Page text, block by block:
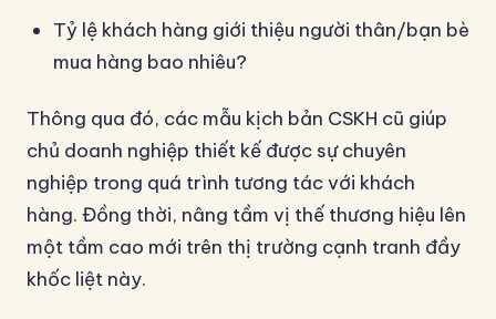
Tỷ lệ khách hàng giới thiệu người thân/bạn bè
mua hàng bao nhiêu?
Thông qua đó, các mẫu kịch bản CSKH cũ giúp
chủ doanh nghiệp thiết kế được sự chuyên
nghiệp trong quá trình tương tác với khách
hàng. Đồng thời, nâng tầm vị thế thương hiệu lên
một tầm cao mới trên thị trường cạnh tranh đầy
khốc liệt này.